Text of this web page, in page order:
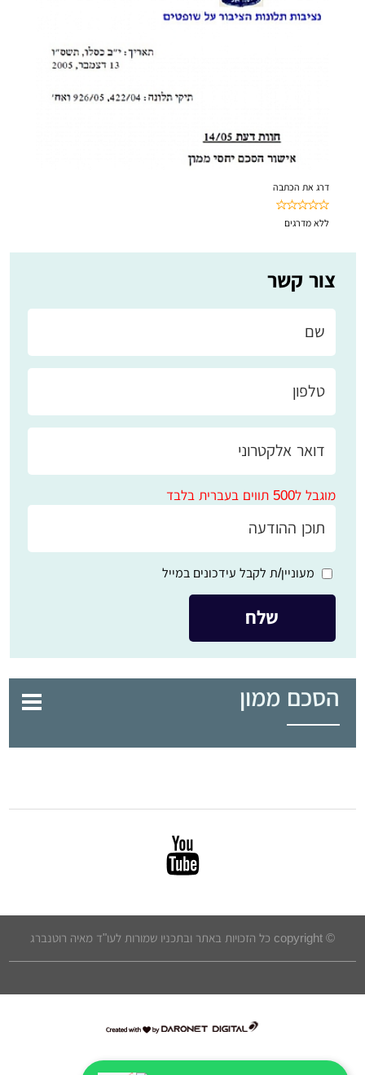
צור קשר
מוגבל ל500 תווים בעברית בלבד
מעוניין/ת לקבל עידכונים במייל
הסכם ממון
דרג את הכתבה
ללא מדרגים
© copyright כל הזכויות באתר ובתכניו שמורות לעו"ד מאיה רוטנברג
דרונט
-